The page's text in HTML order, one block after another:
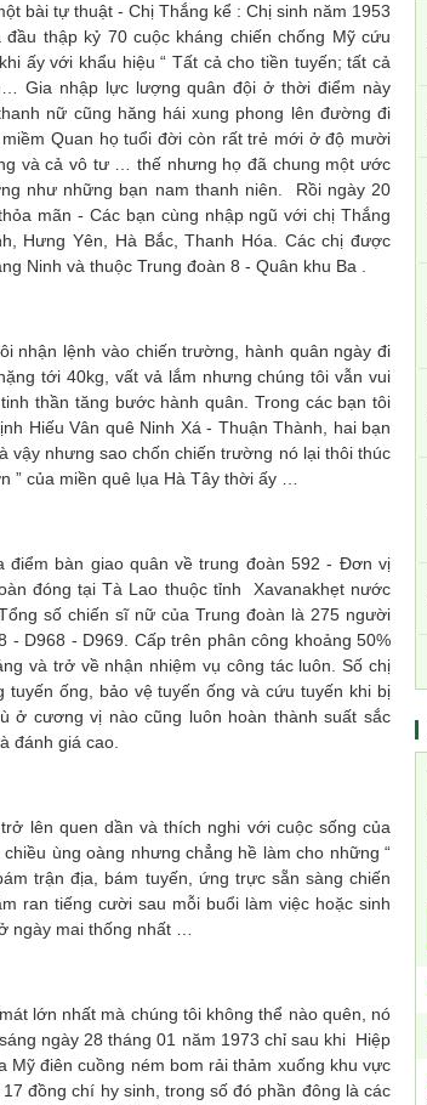
bài tự thuật - Chị Thắng kể : Chị sinh năm 1953
thập kỷ 70 cuộc kháng chiến chống Mỹ cứu
ấy với khẩu hiệu “ Tất cả cho tiền tuyến; tất cả
Gia nhập lực lượng quân đội ở thời điểm này
nữ cũng hăng hái xung phong lên đường đi
Quan họ tuổi đời còn rất trẻ mới ở độ mười
và cả vô tư … thế nhưng họ đã chung một ước
như những bạn nam thanh niên. Rồi ngày 20
mãn - Các bạn cùng nhập ngũ với chị Thắng
Hưng Yên, Hà Bắc, Thanh Hóa. Các chị được
Ninh và thuộc Trung đoàn 8 - Quân khu Ba .
lệnh vào chiến trường, hành quân ngày đi
tới 40kg, vất vả lắm nhưng chúng tôi vẫn vui
thần tăng bước hành quân. Trong các bạn tôi
Hiếu Vân quê Ninh Xá - Thuận Thành, hai bạn
vậy nhưng sao chốn chiến trường nó lại thôi thúc
” của miền quê lụa Hà Tây thời ấy …
bàn giao quân về trung đoàn 592 - Đơn vị
đóng tại Tà Lao thuộc tỉnh Xavanakhẹt nước
số chiến sĩ nữ của Trung đoàn là 275 người
D968 - D969. Cấp trên phân công khoảng 50%
và trở về nhận nhiệm vụ công tác luôn. Số chị
ống, bảo vệ tuyến ống và cứu tuyến khi bị
cương vị nào cũng luôn hoàn thành suất sắc
đánh giá cao.
quen dần và thích nghi với cuộc sống của
ùng oàng nhưng chẳng hề làm cho những “
trận địa, bám tuyến, ứng trực sẵn sàng chiến
ran tiếng cười sau mỗi buổi làm việc hoặc sinh
ngày mai thống nhất …
lớn nhất mà chúng tôi không thể nào quên, nó
ngày 28 tháng 01 năm 1973 chỉ sau khi Hiệp
điên cuồng ném bom rải thảm xuống khu vực
đồng chí hy sinh, trong số đó phần đông là các